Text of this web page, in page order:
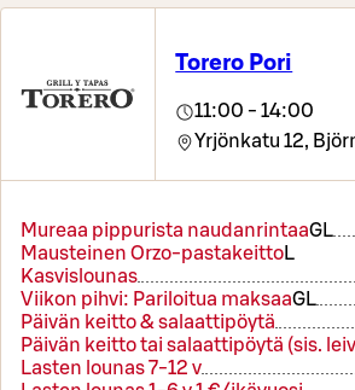
Torero Pori
11:00 - 14:00
Yrjönkatu 12,
Mureaa pippurista naudanrintaaGL
Mausteinen Orzo-pastakeittoL
Kasvislounas
Viikon pihvi: Pariloitua maksaaGL
Päivän keitto & salaattipöytä
Päivän keitto tai salaattipöytä (sis.
Lasten lounas 7-12 v